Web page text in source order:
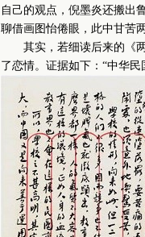
自己的观点，倪墨炎还搬出
聊借画图怡倦眼，此中甘苦
其实，若细读后来的《两
了恋情。证据如下：“中华